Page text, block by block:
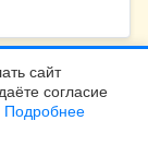
45-40
308
сайт
согласие
Подробнее